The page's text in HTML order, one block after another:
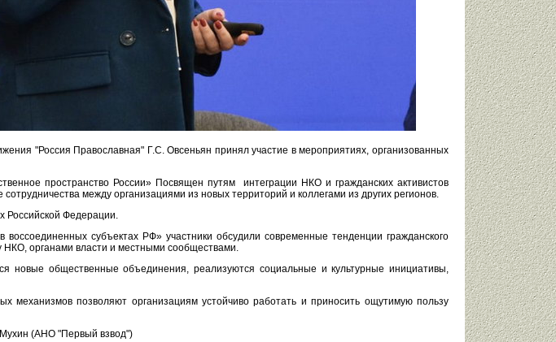
"Россия Православная" Г.С. Овсеньян принял участие в мероприятиях, организованных
пространство России» Посвящен путям интеграции НКО и гражданских активистов
между организациями из новых территорий и коллегами из других регионов.
Российской Федерации.
субъектах РФ» участники обсудили современные тенденции гражданского
органами власти и местными сообществами.
новые общественные объединения, реализуются социальные и культурные инициативы,
механизмов позволяют организациям устойчиво работать и приносить ощутимую пользу
Мухин (АНО "Первый взвод")